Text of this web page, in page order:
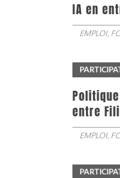
IA en
EMPLOI,
entre
EMPLOI,